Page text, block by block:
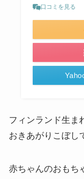
口コミを見る
フィンランド生ま
おきあがりこぼし
赤ちゃんのおもち